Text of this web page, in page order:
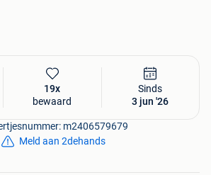
19x
bewaard
Sinds
3 jun '26
m2406579679
Meld aan 2dehands